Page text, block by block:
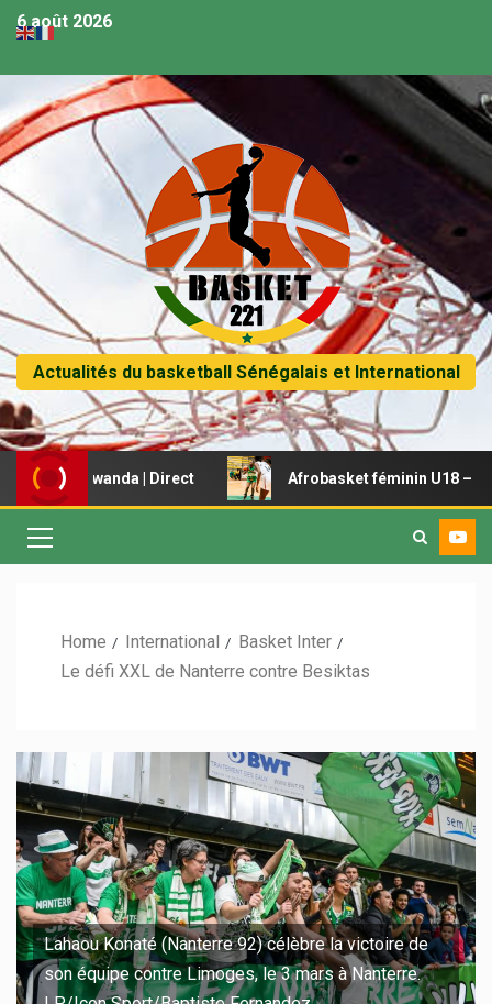
6 août 2026
Actualités du basketball Sénégalais et International
Rwanda | Direct Afrobasket féminin U18 – Le Mali
Home International
Basket Inter
Le défi XXL de Nanterre contre Besiktas
Lahaou Konaté (Nanterre 92) célèbre la victoire de
son équipe contre Limoges, le 3 mars à Nanterre.